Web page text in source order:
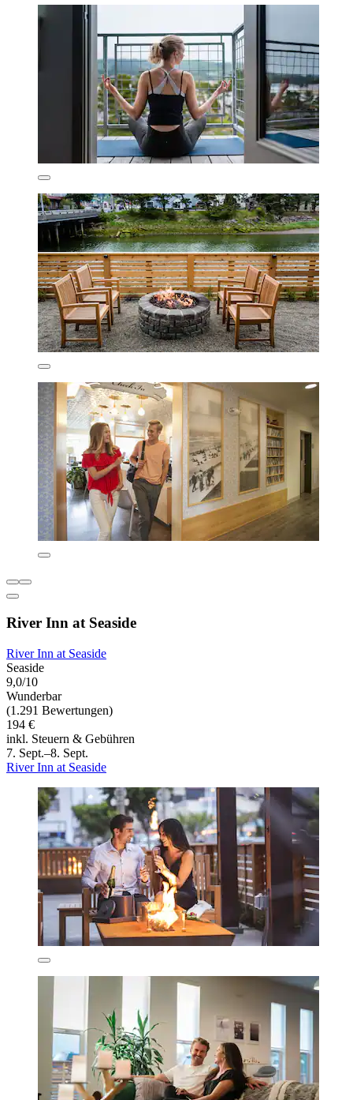
River Inn at Seaside
River Inn at Seaside
Seaside
9,0/10
Wunderbar
(1.291 Bewertungen)
194 €
inkl. Steuern & Gebühren
7. Sept.–8. Sept.
River Inn at Seaside